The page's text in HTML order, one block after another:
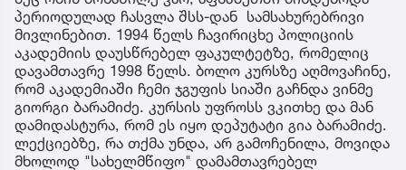
პერიოდულად ჩასვლა შსს-დან სამსახურებრივი
მივლინებით. 1994 წელს ჩავირიცხე პოლიციის
აკადემიის დაუსწრებელ ფაკულტეტზე, რომელიც
დავამთავრე 1998 წელს. ბოლო კურსზე აღმოვაჩინე,
რომ აკადემიაში ჩემი ჯგუფის სიაში გაჩნდა ვინმე
გიორგი ბარამიძე. კურსის უფროსს ვკითხე და მან
დამიდასტურა, რომ ეს იყო დეპუტატი გია ბარამიძე.
ლექციებზე, რა თქმა უნდა, არ გამოჩენილა, მოვიდა
მხოლოდ "სახელმწიფო" დამამთავრებელ